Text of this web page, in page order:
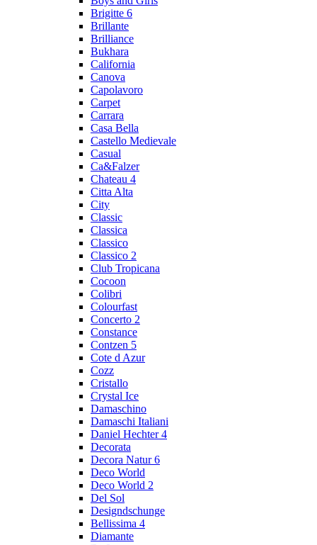
Brigitte 6
Brillante
Brilliance
Bukhara
California
Canova
Capolavoro
Carpet
Carrara
Casa Bella
Castello Medievale
Casual
Ca&Falzer
Chateau 4
Citta Alta
City
Classic
Classica
Classico
Classico 2
Club Tropicana
Cocoon
Colibri
Colourfast
Concerto 2
Constance
Contzen 5
Cote d Azur
Cozz
Cristallo
Crystal Ice
Damaschino
Damaschi Italiani
Daniel Hechter 4
Decorata
Decora Natur 6
Deco World
Deco World 2
Del Sol
Designdschunge
Bellissima 4
Diamante